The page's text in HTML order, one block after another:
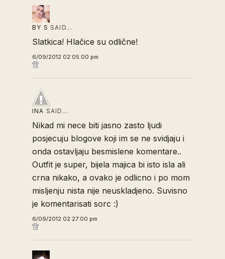
BY S SAID…
Slatkica! Hlačice su odlične!
6/09/2012 02:05:00 pm
INA SAID…
Nikad mi nece biti jasno zasto ljudi
posjecuju blogove koji im se ne svidjaju i
onda ostavljaju besmislene komentare..
Outfit je super, bijela majica bi isto isla ali
crna nikako, a ovako je odlicno i po mom
misljenju nista nije neuskladjeno. Suvisno
je komentarisati sorc :)
6/09/2012 02:27:00 pm